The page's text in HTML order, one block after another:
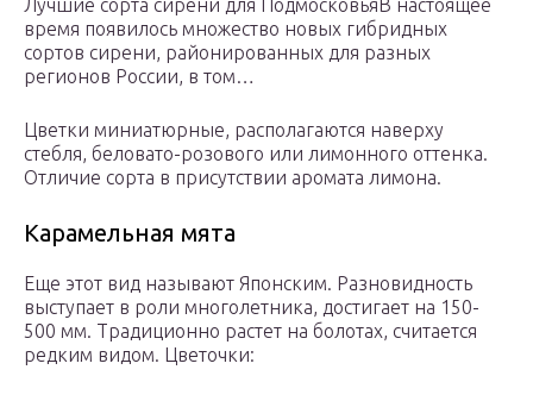
Лучшие сорта сирени для ПодмосковьяВ настоящее
время появилось множество новых гибридных
сортов сирени, районированных для разных
регионов России, в том…
Цветки миниатюрные, располагаются наверху
стебля, беловато-розового или лимонного оттенка.
Отличие сорта в присутствии аромата лимона.
Карамельная мята
Еще этот вид называют Японским. Разновидность
выступает в роли многолетника, достигает на 150-
500 мм. Традиционно растет на болотах, считается
редким видом. Цветочки: